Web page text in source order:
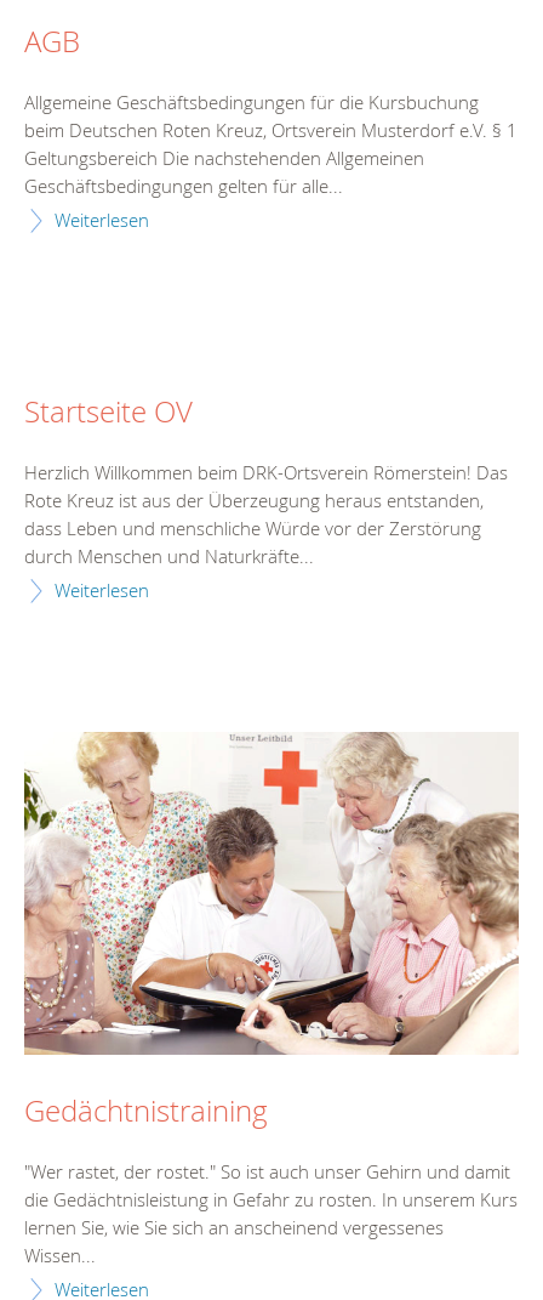
AGB
Allgemeine Geschäftsbedingungen für die Kursbuchung
beim Deutschen Roten Kreuz, Ortsverein Musterdorf e.V. § 1
Geltungsbereich Die nachstehenden Allgemeinen
Geschäftsbedingungen gelten für alle...
Weiterlesen
Startseite OV
Herzlich Willkommen beim DRK-Ortsverein Römerstein! Das
Rote Kreuz ist aus der Überzeugung heraus entstanden,
dass Leben und menschliche Würde vor der Zerstörung
durch Menschen und Naturkräfte...
Weiterlesen
Gedächtnistraining
"Wer rastet, der rostet." So ist auch unser Gehirn und damit
die Gedächtnisleistung in Gefahr zu rosten. In unserem Kurs
lernen Sie, wie Sie sich an anscheinend vergessenes
Wissen...
Weiterlesen